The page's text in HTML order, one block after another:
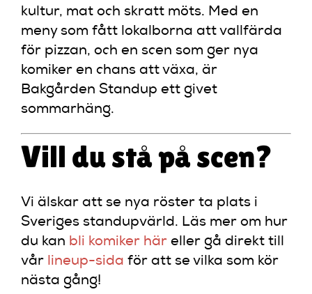
kultur, mat och skratt möts. Med en
meny som fått lokalborna att vallfärda
för pizzan, och en scen som ger nya
komiker en chans att växa, är
Bakgården Standup ett givet
sommarhäng.
Vill du stå på scen?
Vi älskar att se nya röster ta plats i
Sveriges standupvärld. Läs mer om hur
du kan bli komiker häreller gå direkt till
vår lineup-sida för att se vilka som kör
nästa gång!